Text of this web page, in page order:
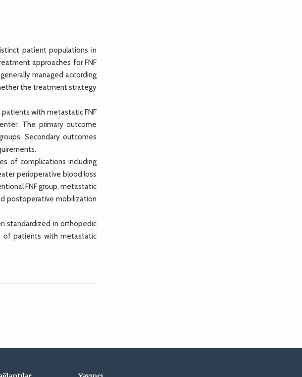
patient populations in
approaches for FNF
managed according
the treatment strategy
patients with metastatic FNF
The primary outcome
Secondary outcomes
of complications including
perioperative blood loss
FNF group, metastatic
postoperative mobilization
standardized in orthopedic
of patients with metastatic